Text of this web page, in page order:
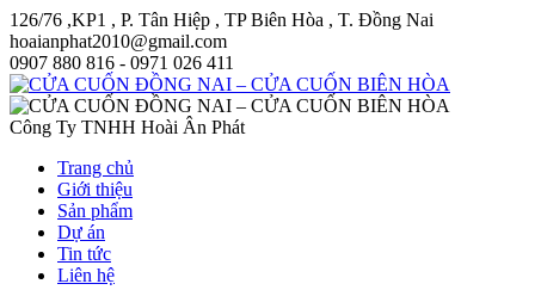
126/76 ,KP1 , P. Tân Hiệp , TP Biên Hòa , T. Đồng Nai
hoaianphat2010@gmail.com
0907 880 816 - 0971 026 411
Công Ty TNHH Hoài Ân Phát
Trang chủ
Giới thiệu
Sản phẩm
Dự án
Tin tức
Liên hệ